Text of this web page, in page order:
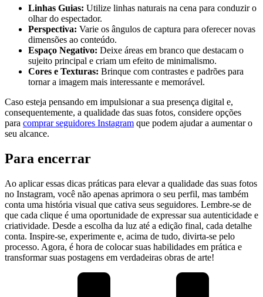
Linhas Guias: Utilize linhas naturais ‌na cena para conduzir o
olhar​ do espectador.
Perspectiva: Varie os ângulos de⁣ captura para oferecer novas
dimensões ⁢ao conteúdo.
Espaço ‍Negativo: Deixe áreas em branco que destacam o
sujeito principal e criam um efeito de ​minimalismo.
Cores e Texturas: Brinque com contrastes e padrões⁣ para
tornar a imagem mais interessante e memorável.
Caso esteja pensando em⁢ impulsionar a sua presença digital​ e,
consequentemente,⁤ a‌ qualidade das suas fotos, considere opções
para comprar seguidores Instagram que podem‌ ajudar a aumentar o
seu alcance.
Para ​encerrar
Ao aplicar essas dicas práticas para elevar a qualidade das suas fotos
no Instagram, você ⁢não⁢ apenas aprimora o ⁣seu perfil, mas também⁤
conta uma história visual ‍que cativa seus seguidores. ‌Lembre-se de
que cada clique é uma oportunidade ‌de expressar sua ‍autenticidade e
criatividade. Desde a escolha⁢ da luz até a edição​ final, cada detalhe
conta. Inspire-se, ⁤experimente e, acima de tudo,⁣ divirta-se pelo
processo. Agora, ⁣é hora de colocar suas habilidades em prática e
transformar suas postagens em​ verdadeiras obras de arte!